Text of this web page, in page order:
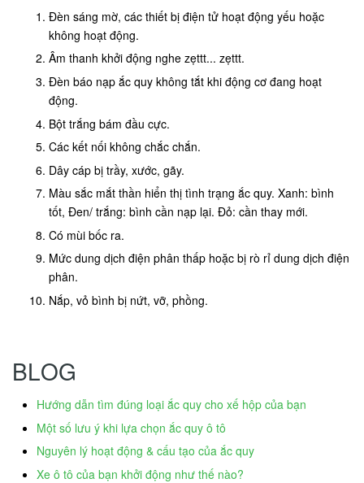
Đèn sáng mờ, các thiết bị điện tử hoạt động yếu hoặc
không hoạt động.
Âm thanh khởi động nghe zẹttt... zẹttt.
Đèn báo nạp ắc quy không tắt khi động cơ đang hoạt
động.
Bột trắng bám đầu cực.
Các kết nối không chắc chắn.
Dây cáp bị trầy, xước, gãy.
Màu sắc mắt thần hiển thị tình trạng ắc quy. Xanh: bình
tốt, Đen/ trắng: bình cần nạp lại. Đỏ: cần thay mới.
Có mùi bốc ra.
Mức dung dịch điện phân thấp hoặc bị rò rỉ dung dịch điện
phân.
Nắp, vỏ bình bị nứt, vỡ, phồng.
BLOG
Hướng dẫn tìm đúng loại ắc quy cho xế hộp của bạn
Một số lưu ý khi lựa chọn ắc quy ô tô
Nguyên lý hoạt động & cấu tạo của ắc quy
Xe ô tô của bạn khởi động như thế nào?